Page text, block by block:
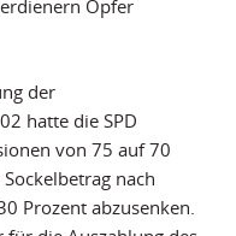
Opfer
der
hatte die SPD
von 75 auf 70
nach
Prozent abzusenken.